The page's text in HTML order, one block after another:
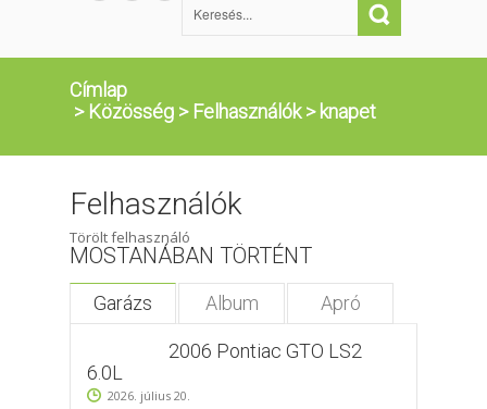
Címlap
> Közösség > Felhasználók>knapet
Felhasználók
Törölt felhasználó
MOSTANÁBAN TÖRTÉNT
Garázs Album Apró
2006 Pontiac GTO LS2
6.0L
2026. július 20.